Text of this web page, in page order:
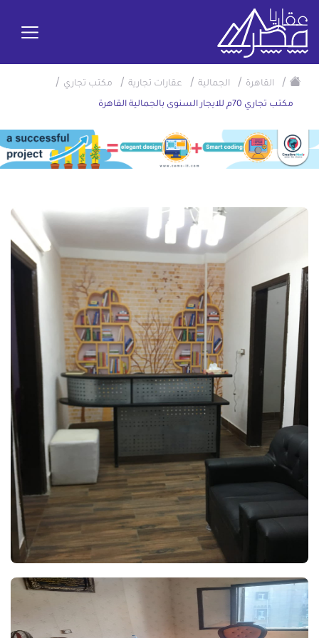
/ القاهرة / الجمالية / عقارات تجارية / مكتب تجاري /
مكتب تجاري 70م للايجار السنوى بالجمالية القاهرة